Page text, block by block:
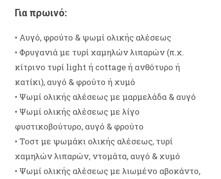
Για πρωινό:
• Αυγό, φρούτο & ψωμί ολικής αλέσεως
• Φρυγανιά με τυρί χαμηλών λιπαρών (π.χ.
κίτρινο τυρί light ή cottage ή ανθότυρο ή
κατίκι), αυγό & φρούτο ή χυμό
• Ψωμί ολικής αλέσεως με μαρμελάδα & αυγό
• Ψωμί ολικής αλέσεως με λίγο
φυστικοβούτυρο, αυγό & φρούτο
• Τοστ με ψωμάκι ολικής αλέσεως, τυρί
χαμηλών λιπαρών, ντομάτα, αυγό & χυμό
• Ψωμί ολικής αλέσεως με λιωμένο αβοκάντο,